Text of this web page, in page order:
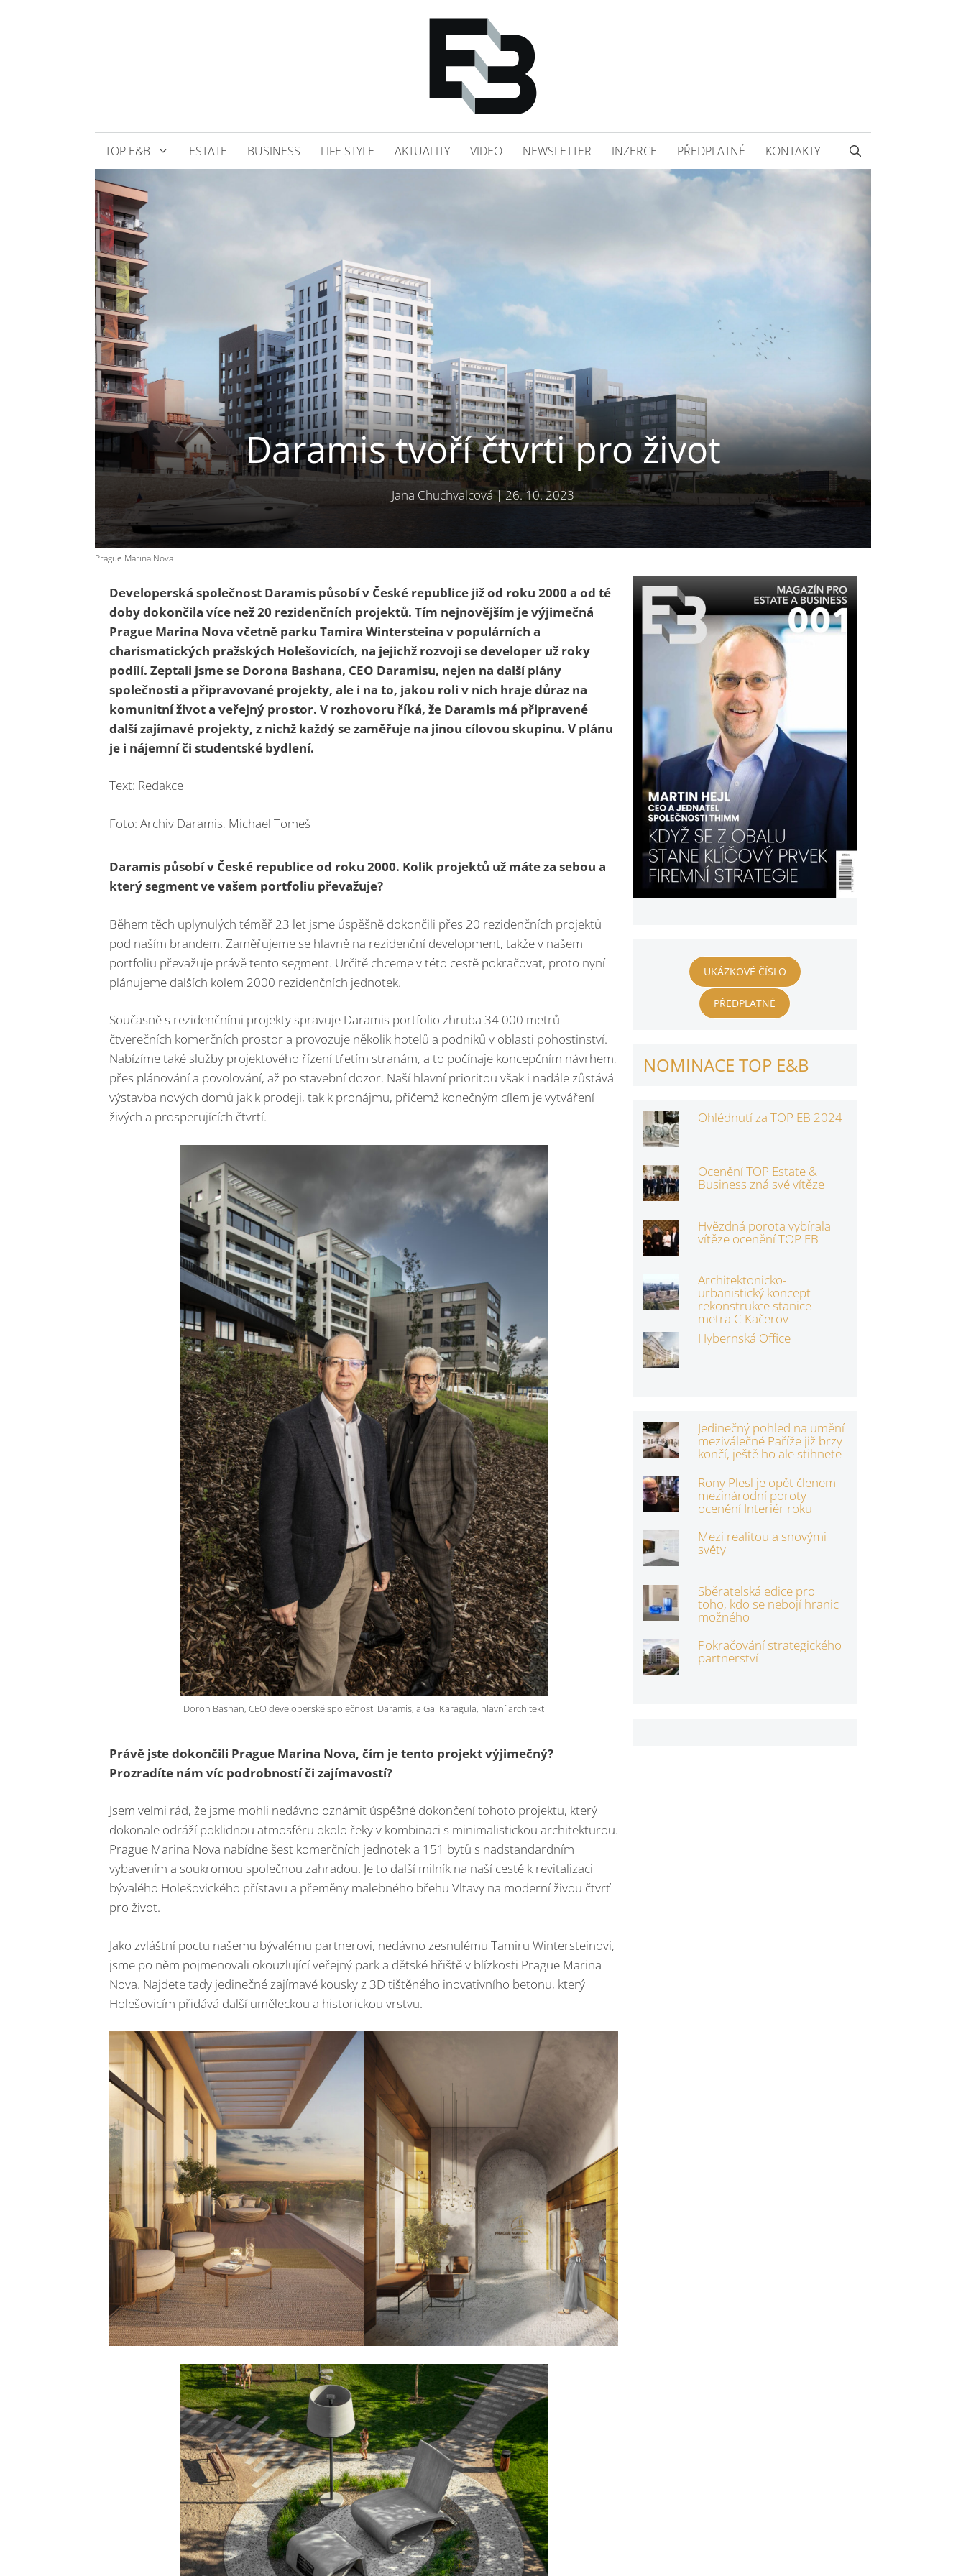
TOP E&B ESTATE BUSINESS LIFE STYLE AKTUALITY VIDEO NEWSLETTER INZERCE PŘEDPLATNÉ KONTAKTY
Daramis tvoří čtvrti pro život
Jana Chuchvalcová|26. 10. 2023
Prague Marina Nova
Developerská společnost Daramis působí v České republice již od roku 2000 a od té
doby dokončila více než 20 rezidenčních projektů. Tím nejnovějším je výjimečná
Prague Marina Nova včetně parku Tamira Wintersteina v populárních a
charismatických pražských Holešovicích, na jejichž rozvoji se developer už roky
podílí. Zeptali jsme se Dorona Bashana, CEO Daramisu, nejen na další plány
společnosti a připravované projekty, ale i na to, jakou roli v nich hraje důraz na
komunitní život a veřejný prostor. V rozhovoru říká, že Daramis má připravené
další zajímavé projekty, z nichž každý se zaměřuje na jinou cílovou skupinu. V plánu
je i nájemní či studentské bydlení.
Text: Redakce
Foto: Archiv Daramis, Michael Tomeš
Daramis působí v České republice od roku 2000. Kolik projektů už máte za sebou a
který segment ve vašem portfoliu převažuje?
Během těch uplynulých téměř 23 let jsme úspěšně dokončili přes 20 rezidenčních projektů
pod naším brandem. Zaměřujeme se hlavně na rezidenční development, takže v našem
portfoliu převažuje právě tento segment. Určitě chceme v této cestě pokračovat, proto nyní
plánujeme dalších kolem 2000 rezidenčních jednotek.
Současně s rezidenčními projekty spravuje Daramis portfolio zhruba 34 000 metrů
čtverečních komerčních prostor a provozuje několik hotelů a podniků v oblasti pohostinství.
Nabízíme také služby projektového řízení třetím stranám, a to počínaje koncepčním návrhem,
přes plánování a povolování, až po stavební dozor. Naší hlavní prioritou však i nadále zůstává
výstavba nových domů jak k prodeji, tak k pronájmu, přičemž konečným cílem je vytváření
živých a prosperujících čtvrtí.
Doron Bashan, CEO developerské společnosti Daramis, a Gal Karagula, hlavní architekt
Právě jste dokončili Prague Marina Nova, čím je tento projekt výjimečný?
Prozradíte nám víc podrobností či zajímavostí?
Jsem velmi rád, že jsme mohli nedávno oznámit úspěšné dokončení tohoto projektu, který
dokonale odráží poklidnou atmosféru okolo řeky v kombinaci s minimalistickou architekturou.
Prague Marina Nova nabídne šest komerčních jednotek a 151 bytů s nadstandardním
vybavením a soukromou společnou zahradou. Je to další milník na naší cestě k revitalizaci
bývalého Holešovického přístavu a přeměny malebného břehu Vltavy na moderní živou čtvrť
pro život.
Jako zvláštní poctu našemu bývalému partnerovi, nedávno zesnulému Tamiru Wintersteinovi,
jsme po něm pojmenovali okouzlující veřejný park a dětské hřiště v blízkosti Prague Marina
Nova. Najdete tady jedinečné zajímavé kousky z 3D tištěného inovativního betonu, který
Holešovicím přidává další uměleckou a historickou vrstvu.
UKÁZKOVÉ ČÍSLO
PŘEDPLATNÉ
NOMINACE TOP E&B
Ohlédnutí za TOP EB 2024
Ocenění TOP Estate &
Business zná své vítěze
Hvězdná porota vybírala
vítěze ocenění TOP EB
Architektonicko-
urbanistický koncept
rekonstrukce stanice
metra C Kačerov
Hybernská Office
Jedinečný pohled na umění
meziválečné Paříže již brzy
končí, ještě ho ale stihnete
Rony Plesl je opět členem
mezinárodní poroty
ocenění Interiér roku
Mezi realitou a snovými
světy
Sběratelská edice pro
toho, kdo se nebojí hranic
možného
Pokračování strategického
partnerství